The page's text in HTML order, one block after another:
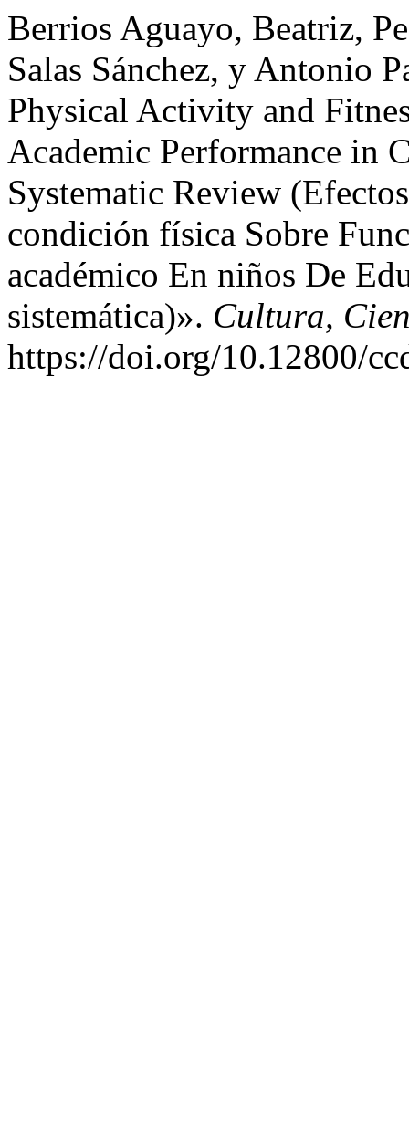
Berrios Aguayo, Beatriz,
Salas Sánchez, y Antonio
Physical Activity and
Academic Performance in
Systematic Review
condición física Sobre
académico En niños De
sistemática)». Cultura,
https://doi.org/10.12800/